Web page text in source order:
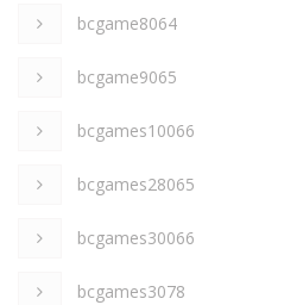
bcgame8064
bcgame9065
bcgames10066
bcgames28065
bcgames30066
bcgames3078